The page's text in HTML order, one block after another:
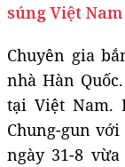
súng Việt Nam
Chuyên gia
nhà Hàn
tại Việt Nam.
Chung-gun
ngày 31-8